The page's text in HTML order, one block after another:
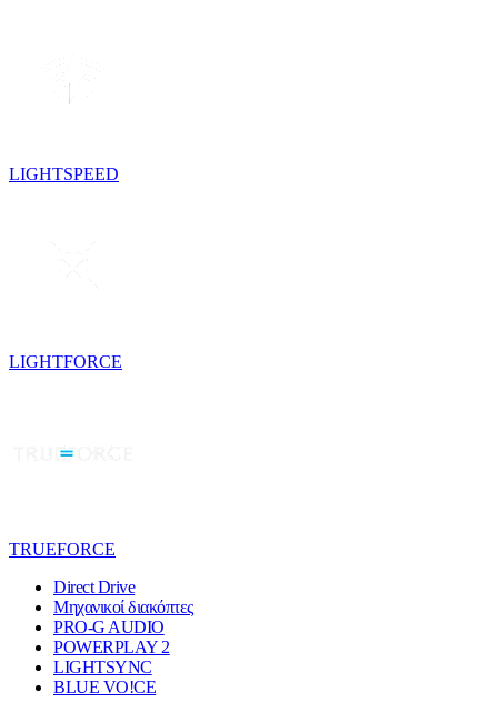
LIGHTSPEED
LIGHTFORCE
TRUEFORCE
Direct Drive
Μηχανικοί διακόπτες
PRO-G AUDIO
POWERPLAY 2
LIGHTSYNC
BLUE VO!CE